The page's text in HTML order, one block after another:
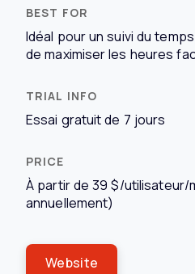
Idéal pour un suivi du
de maximiser les heures
Essai gratuit de 7 jours
À partir de 39 $/utilisateur/
annuellement)
Website